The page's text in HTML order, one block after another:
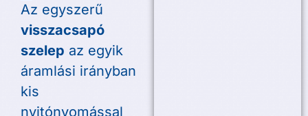
Az egyszerű
visszacsapó
szelep az egyik
áramlási irányban
kis
nyitónyomással